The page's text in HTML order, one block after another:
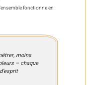
fonctionne en
moins
– chaque